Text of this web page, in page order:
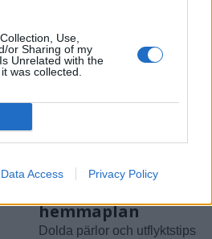
Use,
or Sharing of my
Unrelated with the
was collected.
Data Access Privacy Policy
Sommarens bästa
hemmaplan
Dolda pärlor och utflyktstips